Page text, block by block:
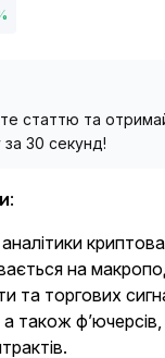
статтю та
за 30 секунд!
:
на
та торгових
також ф’ючерсів,